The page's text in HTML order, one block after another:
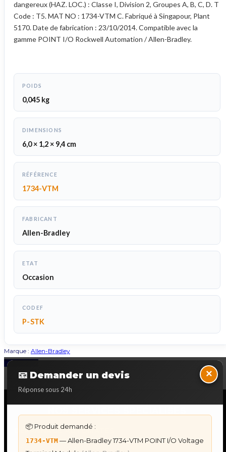
dangereux (HAZ. LOC.) : Classe I, Division 2, Groupes A, B, C, D. T
Code : T5. MAT NO : 1734-VTM C. Fabriqué à Singapour, Plant
5170. Date de fabrication : 23/10/2014. Compatible avec la
gamme POINT I/O Rockwell Automation / Allen-Bradley.
POIDS
0,045 kg
DIMENSIONS
6,0 × 1,2 × 9,4 cm
RÉFÉRENCE
1734-VTM
FABRICANT
Allen-Bradley
ETAT
Occasion
CODEF
P-STK
Marque : Allen-Bradley
📧 Demander un devis
Réponse sous 24h
×
📦 Produit demandé :
1734-VTM — Allen-Bradley 1734-VTM POINT I/O Voltage
Back to Top
DÉPANNAGE AUTOMATES